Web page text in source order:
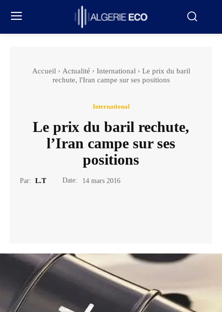
Accueil Actualité International
Le prix du baril
rechute, l'Iran campe sur ses positions
International
Le prix du baril rechute,
l’Iran campe sur ses
positions
Par: L.T Date: 14 mars 2016